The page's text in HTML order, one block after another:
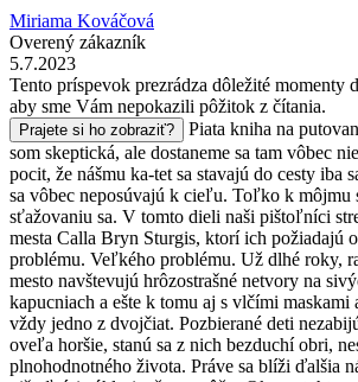
Miriama Kováčová
Overený zákazník
5.7.2023
Tento príspevok prezrádza dôležité momenty
aby sme Vám nepokazili pôžitok z čítania.
Prajete si ho zobraziť?
Piata kniha na
som skeptická, ale dostaneme sa tam vôbec
pocit, že nášmu ka-tet sa stavajú do cesty iba
sa vôbec neposúvajú k cieľu. Toľko k môjmu
sťažovaniu sa. V tomto dieli naši pištoľníci
mesta Calla Bryn Sturgis, ktorí ich požiadajú
problému. Veľkého problému. Už dlhé roky,
mesto navštevujú hrôzostrašné netvory na
kapucniach a ešte k tomu aj s vlčími maskami
vždy jedno z dvojčiat. Pozbierané deti
oveľa horšie, stanú sa z nich bezduchí obri,
plnohodnotného života. Práve sa blíži ďalšia